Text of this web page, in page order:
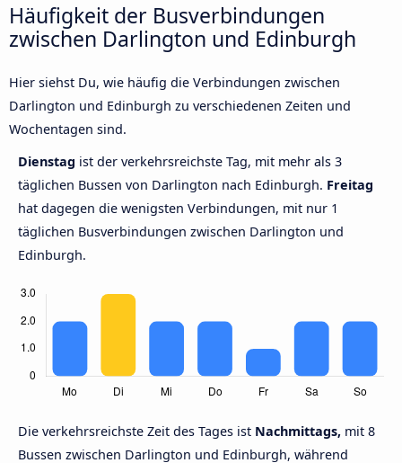
Häufigkeit der Busverbindungen
zwischen Darlington und Edinburgh
Hier siehst Du, wie häufig die Verbindungen zwischen
Darlington und Edinburgh zu verschiedenen Zeiten und
Wochentagen sind.
Dienstag ist der verkehrsreichste Tag, mit mehr als 3
täglichen Bussen von Darlington nach Edinburgh. Freitag
hat dagegen die wenigsten Verbindungen, mit nur 1
täglichen Busverbindungen zwischen Darlington und
Edinburgh.
Die verkehrsreichste Zeit des Tages ist Nachmittags, mit 8
Bussen zwischen Darlington und Edinburgh, während